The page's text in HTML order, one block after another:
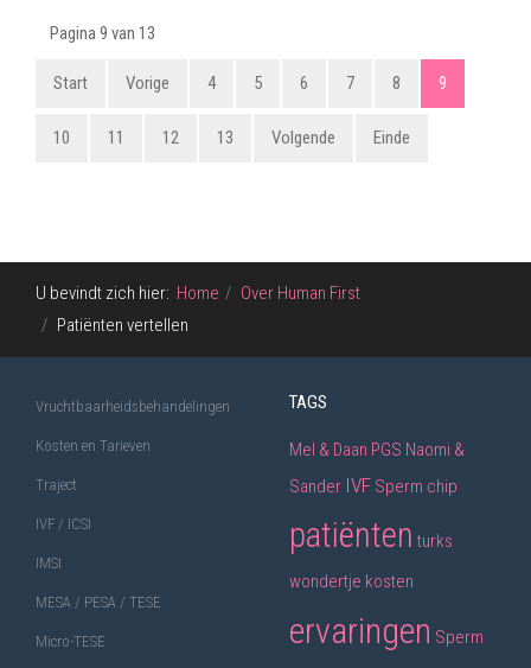
Pagina 9 van 13
Start Vorige 4 5 6 7 8 9
10 11 12 13 Volgende Einde
U bevindt zich hier: Home
Over Human First
Patiënten vertellen
Vruchtbaarheidsbehandelingen
Kosten en Tarieven
Traject
IVF / ICSI
IMSI
MESA / PESA / TESE
Micro-TESE
TAGS
Mel & Daan PGS Naomi &
Sander IVF Sperm chip
patiënten turks
wondertje kosten
ervaringen Sperm